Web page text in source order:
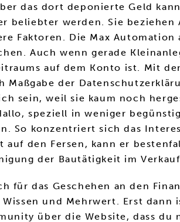
das dort deponierte Geld
beliebter werden. Sie
Faktoren. Die Max
Auch wenn gerade
auf dem Konto ist. Mit
Maßgabe der
sein, weil sie kaum noch
speziell in weniger
So konzentriert sich das
den Fersen, kann er
der Bautätigkeit im
für das Geschehen an den
und Mehrwert. Erst
über die Website, dass